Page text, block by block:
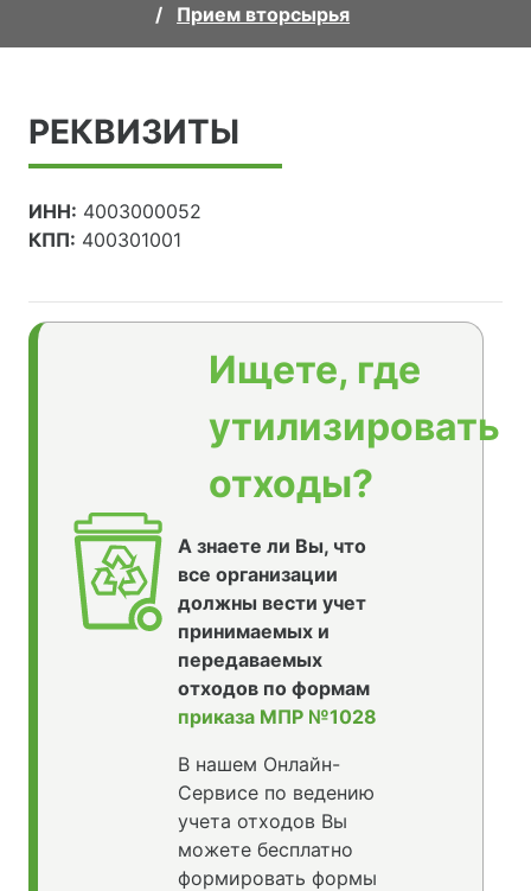
Прием вторсырья
РЕКВИЗИТЫ
ИНН: 4003000052
КПП: 400301001
Ищете, где
утилизировать
отходы?
А знаете ли Вы, что
все организации
должны вести учет
принимаемых и
передаваемых
отходов по формам
приказа МПР №1028
В нашем Онлайн-
Сервисе по ведению
учета отходов Вы
можете бесплатно
формировать формы